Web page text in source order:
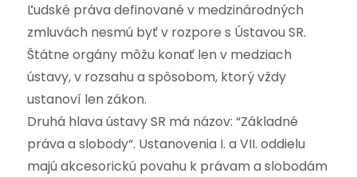
Ľudské práva definované v medzinárodných
zmluvách nesmú byť v rozpore s Ústavou SR.
Štátne orgány môžu konať len v medziach
ústavy, v rozsahu a spôsobom, ktorý vždy
ustanoví len zákon.
Druhá hlava ústavy SR má názov: “Základné
práva a slobody“. Ustanovenia I. a VII. oddielu
majú akcesorickú povahu k právam a slobodám